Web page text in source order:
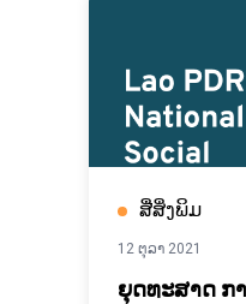
ສື່ສິ່ງພິມ
12 ຕຸລາ 2021
ຍຸດທະສາດ ກ